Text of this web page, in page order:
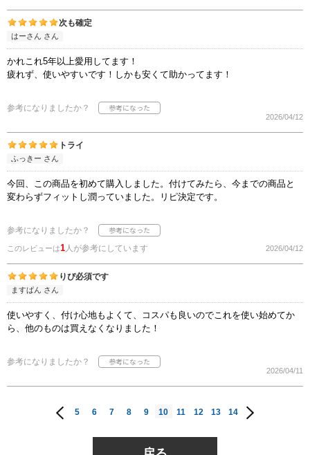
次も確定
はーさん さん
かれこれ5年以上愛用してます！
疲れず、使いやすいです！しかも安くて助かってます！
参考になりましたか？
2026/04/12
トライ
ふっきー さん
今回、この商品を初めて購入しました。付けてみたら、今までの商品と
変わらずフィットし潤っていました。リピ決定です。
参考になりましたか？
このレビューは1人が参考にしています 2026/04/12
りぴ必須です
ますぱん さん
使いやすく、付け心地もよくて、コスパも良いのでこれを使い始めてか
ら、他のものは買えなくなりました！
参考になりましたか？
2026/04/11
5 6 7 8 9 10 11 12 13 14